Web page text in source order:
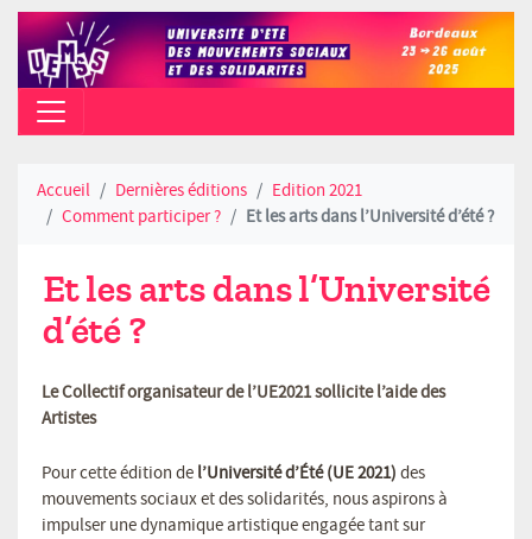
CAMPUS PEIXOTTO (TALENCE) -
Accueil Dernières éditions
Edition 2021
Comment participer ?
Et les arts dans l’Université d’été ?
Et les arts dans l’Université
d’été ?
Le Collectif organisateur de l’UE2021 sollicite l’aide des
Artistes
Pour cette édition de l’Université d’Été (UE 2021) des
mouvements sociaux et des solidarités, nous aspirons à
impulser une dynamique artistique engagée tant sur